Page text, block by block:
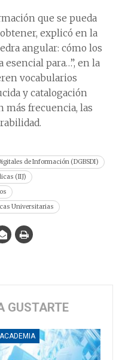
que se pueda
explicó en la
angular: cómo los
para…”, en la
vocabularios
y catalogación
más frecuencia, las
de Información (DGBSDI)
(IIJ)
Universitarias
GUSTARTE
ACADEMIA